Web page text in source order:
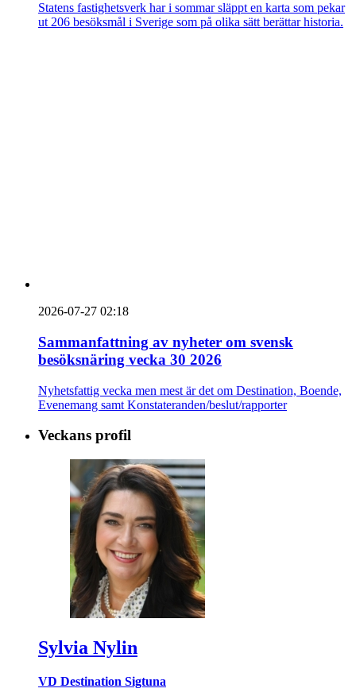
Statens fastighetsverk har i sommar släppt en karta som pekar
ut 206 besöksmål i Sverige som på olika sätt berättar historia.
2026-07-27 02:18
Sammanfattning av nyheter om svensk
besöksnäring vecka 30 2026
Nyhetsfattig vecka men mest är det om Destination, Boende,
Evenemang samt Konstateranden/beslut/rapporter
Veckans profil
Sylvia Nylin
VD Destination Sigtuna